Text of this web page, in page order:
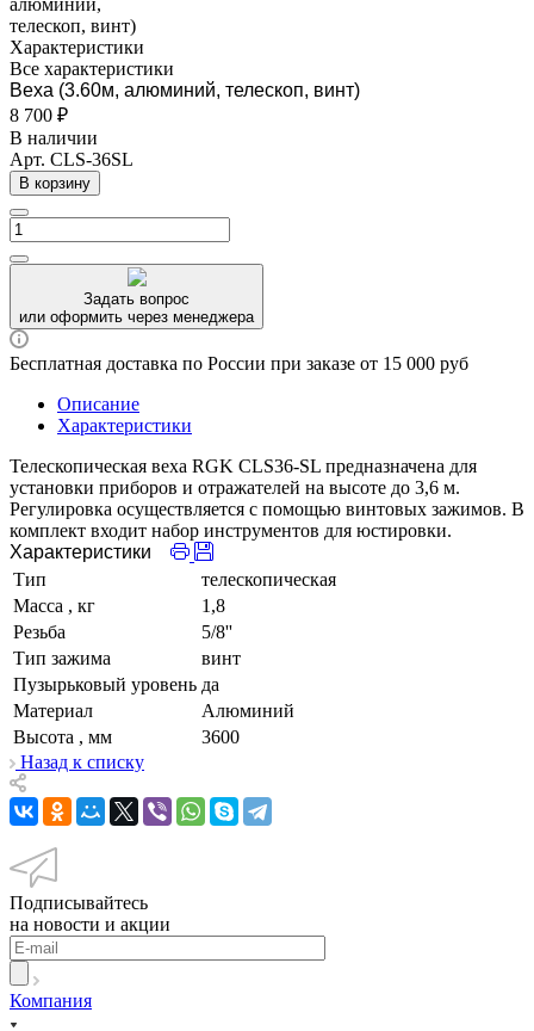
Характеристики
Все характеристики
Веха (3.60м, алюминий, телескоп, винт)
8 700 ₽
В наличии
Арт. CLS-36SL
В корзину
Задать вопрос
или оформить через менеджера
Бесплатная доставка по России при заказе от 15 000 руб
Описание
Характеристики
Телескопическая веха RGK CLS36-SL предназначена для
установки приборов и отражателей на высоте до 3,6 м.
Регулировка осуществляется с помощью винтовых зажимов. В
комплект входит набор инструментов для юстировки.
Характеристики
Тип
телескопическая
Масса , кг
1,8
Резьба
5/8''
Тип зажима
винт
Пузырьковый уровень да
Материал
Алюминий
Высота , мм
3600
Назад к списку
Подписывайтесь
на новости и акции
Компания